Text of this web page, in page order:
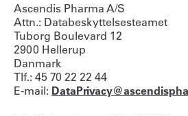
Ascendis Pharma A/S
Attn.: Databeskyttelsesteamet
Tuborg Boulevard 12
2900 Hellerup
Danmark
Tlf.: 45 70 22 22 44
E-mail: